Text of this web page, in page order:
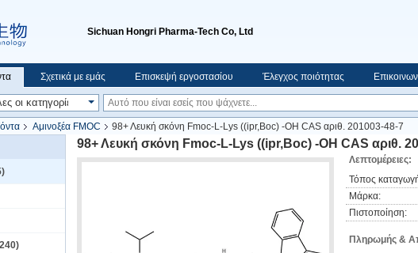
Sichuan Hongri Pharma-Tech Co, Ltd
Σχετικά με εμάς Επισκεψή εργοστασίου Έλεγχος ποιότητας
Αμινοξέα FMOC
98+ Λευκή σκόνη Fmoc-L-Lys ((ipr,Boc) -OH CAS αριθ. 201003-48-7
98+ Λευκή σκόνη Fmoc-L-Lys ((ipr,Boc) -OH CAS αριθ.
Λεπτομέρειες:
Τόπος
Μάρκα:
Πιστοποίηση:
Πληρωμής &